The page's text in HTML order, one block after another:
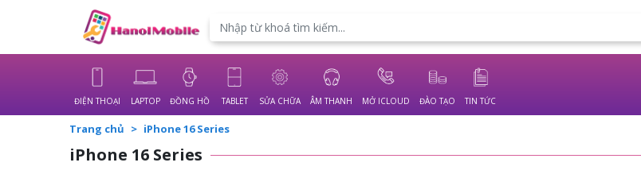
Translate
ĐIỆN THOẠI LAPTOP ĐỒNG HỒ TABLET SỬA CHỮA ÂM THANH MỞ ICLOUD ĐÀO TẠO TIN TỨC
Trang chủ iPhone 16 Series
iPhone 16 Series